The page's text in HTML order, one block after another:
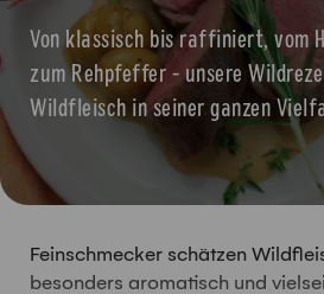
Von klassisch bis raffiniert, vom
zum Rehpfeffer - unsere
Wildfleisch in seiner ganzen
Feinschmecker schätzen
besonders aromatisch und